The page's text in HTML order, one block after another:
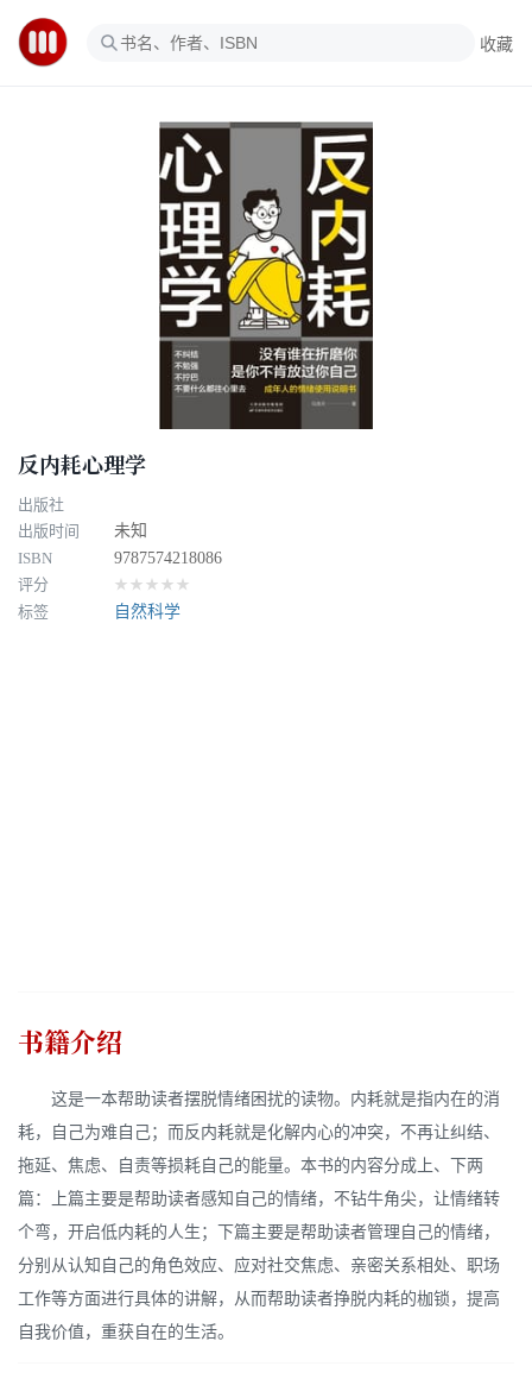
收藏
反内耗心理学
出版社
出版时间
未知
ISBN
9787574218086
评分
★★★★★
标签 自然科学
书籍介绍
这是一本帮助读者摆脱情绪困扰的读物。内耗就是指内在的消
耗，自己为难自己；而反内耗就是化解内心的冲突，不再让纠结、
拖延、焦虑、自责等损耗自己的能量。本书的内容分成上、下两
篇：上篇主要是帮助读者感知自己的情绪，不钻牛角尖，让情绪转
个弯，开启低内耗的人生；下篇主要是帮助读者管理自己的情绪，
分别从认知自己的角色效应、应对社交焦虑、亲密关系相处、职场
工作等方面进行具体的讲解，从而帮助读者挣脱内耗的枷锁，提高
自我价值，重获自在的生活。